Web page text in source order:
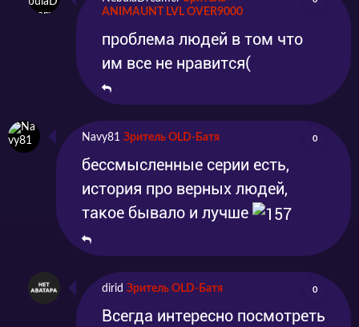
ANIMAUNT LVL OVER9000
проблема людей в том что
им все не нравится(
Navy81 Зритель OLD-Батя 0
бессмысленные серии есть,
история про верных людей,
такое бывало и лучше
dirid Зритель OLD-Батя 0
Всегда интересно посмотреть